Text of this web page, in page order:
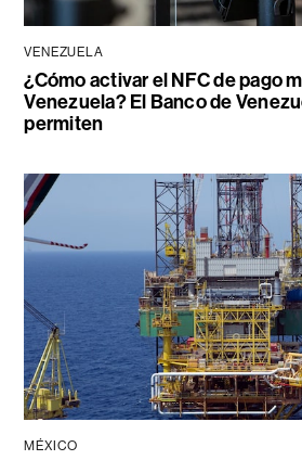
VENEZUELA
¿Cómo activar el NFC de pago
Venezuela? El Banco de
permiten
MÉXICO